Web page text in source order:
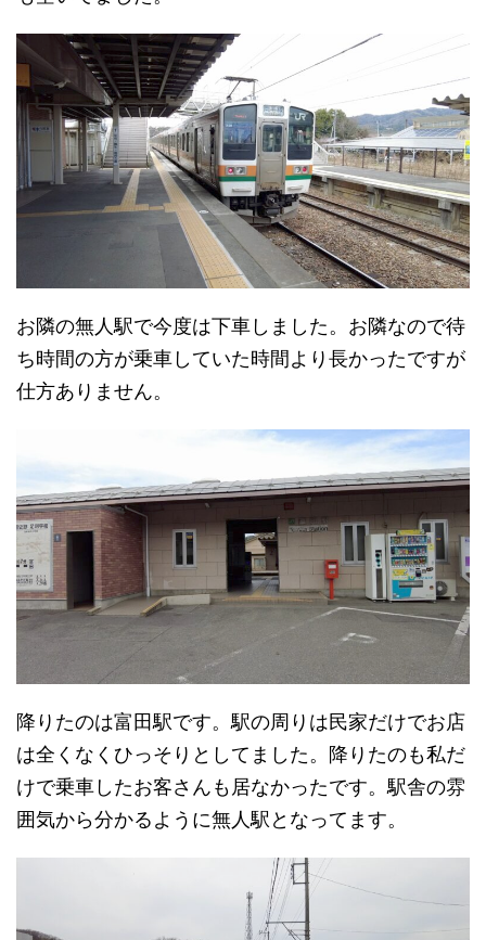
お隣の無人駅で今度は下車しました。お隣なので待
ち時間の方が乗車していた時間より長かったですが
仕方ありません。
降りたのは富田駅です。駅の周りは民家だけでお店
は全くなくひっそりとしてました。降りたのも私だ
けで乗車したお客さんも居なかったです。駅舎の雰
囲気から分かるように無人駅となってます。